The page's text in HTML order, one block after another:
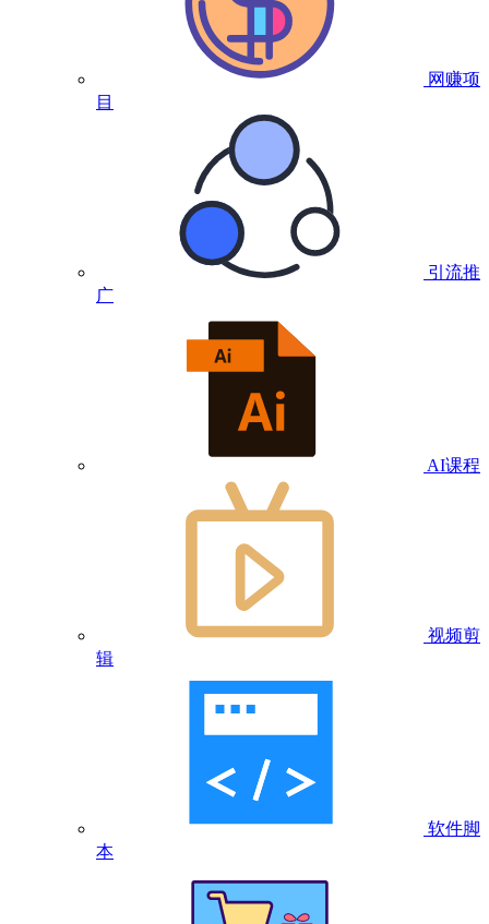
网赚项
目
引流推
广
AI课程
视频剪
辑
软件脚
本